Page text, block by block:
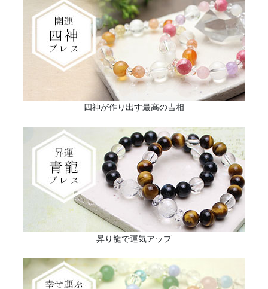
四神が作り出す最高の吉相
昇り龍で運気アップ